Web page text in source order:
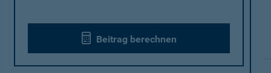
Beitrag berechnen